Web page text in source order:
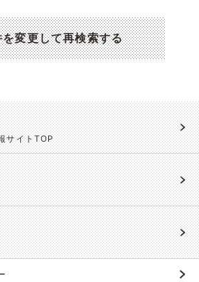
を変更して再検索する
サイトTOP